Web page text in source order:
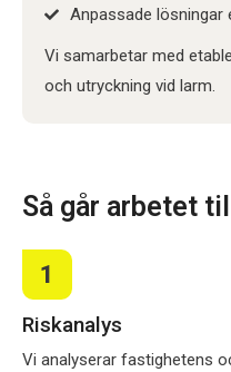
Anpassade lösningar
Vi samarbetar med
och utryckning vid larm.
Så går arbetet till
1
Riskanalys
Vi analyserar fastighetens